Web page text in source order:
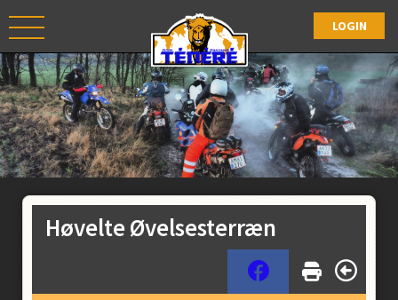
Høvelte Øvelsesterræn